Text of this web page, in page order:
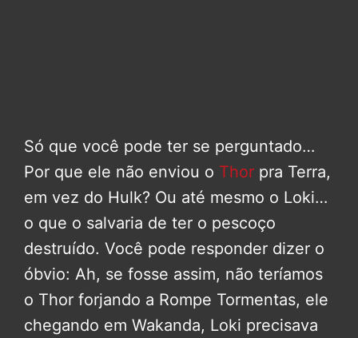
Só que você pode ter se perguntado…
Por que ele não enviou o Thor pra Terra,
em vez do Hulk? Ou até mesmo o Loki…
o que o salvaria de ter o pescoço
destruído. Você pode responder dizer o
óbvio: Ah, se fosse assim, não teríamos
o Thor forjando a Rompe Tormentas, ele
chegando em Wakanda, Loki precisava